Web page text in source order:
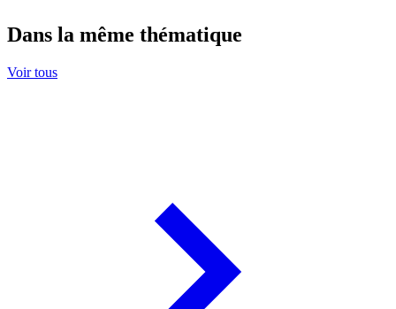
Dans la même thématique
Voir tous